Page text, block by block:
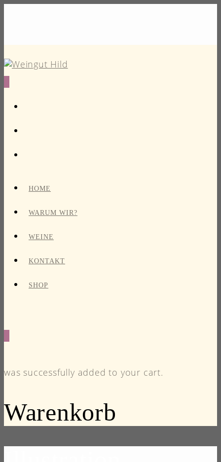
HOME
WARUM WIR?
WEINE
KONTAKT
SHOP
was successfully added to your cart.
Warenkorb